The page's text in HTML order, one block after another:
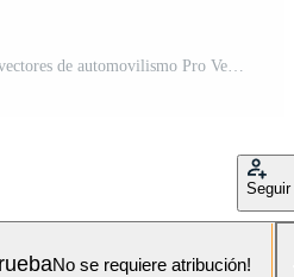
carreras de autos, iconos de vectores de automovilismo Pro Vector y Pro SVG
Seguir
No se requiere atribución!